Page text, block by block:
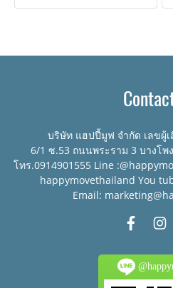
ออกแบบให้เปิดฝาถังได้โดยการ
บริษัท แฮปปี้มูฟ จำกัด เลขผู้เ
6/1 ซ.53 ถนนพระราม 3 บางโพ
โทร.0914901555 Line
happymovethailand You
Email: